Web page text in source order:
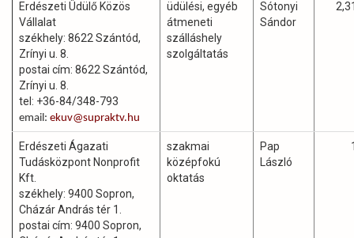
Erdészeti Üdülő Közös
Vállalat
székhely: 8622 Szántód,
Zrínyi u. 8.
postai cím: 8622 Szántód,
Zrínyi u. 8.
tel: +36-84/348-793
email: ekuv@supraktv.hu
üdülési, egyéb
átmeneti
szálláshely
szolgáltatás
Sótonyi
Sándor
Erdészeti Ágazati
Tudásközpont Nonprofit
Kft.
székhely: 9400 Sopron,
Cházár András tér 1.
postai cím: 9400 Sopron,
szakmai
középfokú
oktatás
Pap
László